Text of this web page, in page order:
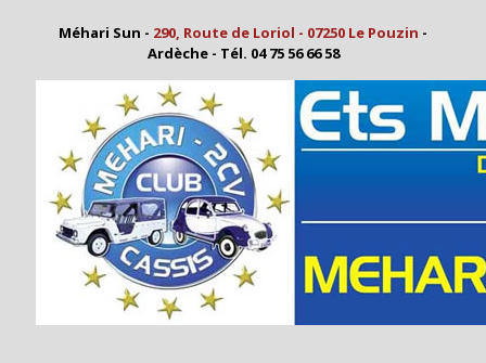
Méhari Sun - 290, Route de Loriol - 07250 Le Pouzin -
Ardèche - Tél. 04 75 56 66 58